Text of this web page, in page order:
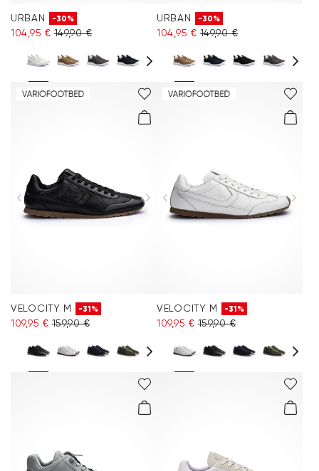
URBAN -30%
104,95 € 149,90 €
URBAN -30%
104,95 € 149,90 €
VELOCITY M -31%
109,95 € 159,90 €
VELOCITY M -31%
109,95 € 159,90 €